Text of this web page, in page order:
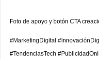
Foto de apoyo y botón CTA
#MarketingDigital
#TendenciasTech